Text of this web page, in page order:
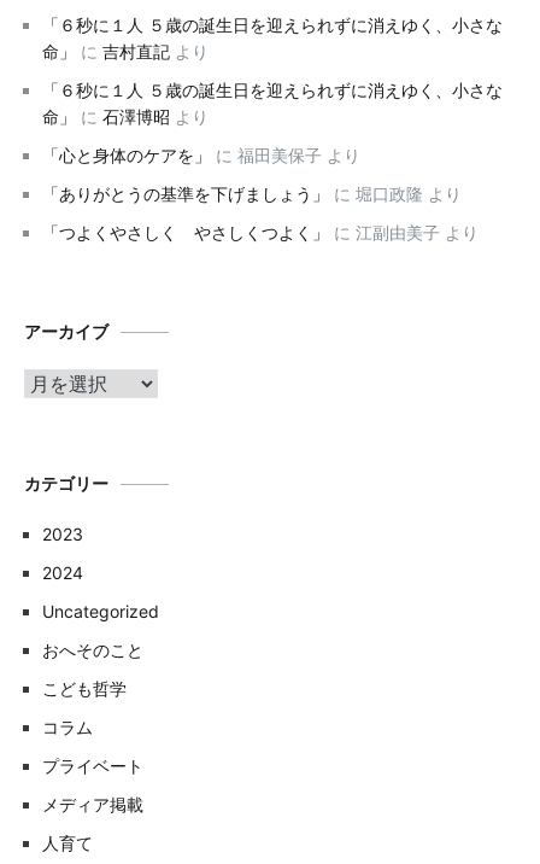
「６秒に１人 ５歳の誕生日を迎えられずに消えゆく、小さな
命」
に 吉村直記 より
「６秒に１人 ５歳の誕生日を迎えられずに消えゆく、小さな
命」
に 石澤博昭 より
「心と身体のケアを」
に 福田美保子 より
「ありがとうの基準を下げましょう」
に 堀口政隆 より
「つよくやさしく やさしくつよく」
に 江副由美子 より
アーカイブア
カテゴリー
2023
2024
Uncategorized
おへそのこと
こども哲学
コラム
プライベート
メディア掲載
人育て